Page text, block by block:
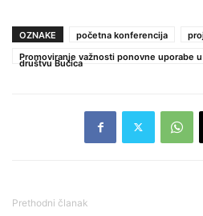
OZNAKE početna konferencija
Promoviranje važnosti ponovne uporabe
društvu Bučica
Prethodni članak